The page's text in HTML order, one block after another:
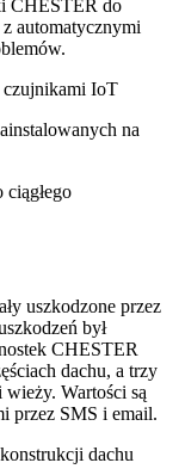
CHESTER do
automatycznymi
uszkodzone przez
był
CHESTER
dachu, a trzy
Wartości są
przez SMS i email.